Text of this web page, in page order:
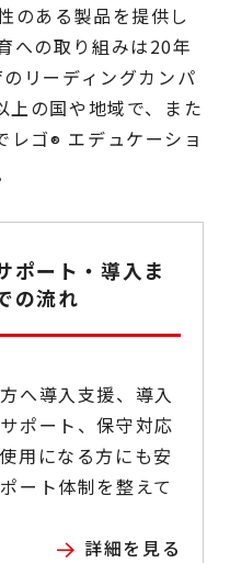
のある製品を提供し
への取り組みは20年
リーディングカンパ
上の国や地域で、また
レゴ® エデュケーショ
ポート・導入ま
の流れ
へ導入支援、導入
ポート、保守対応
用になる方にも安
ート体制を整えて
詳細を見る